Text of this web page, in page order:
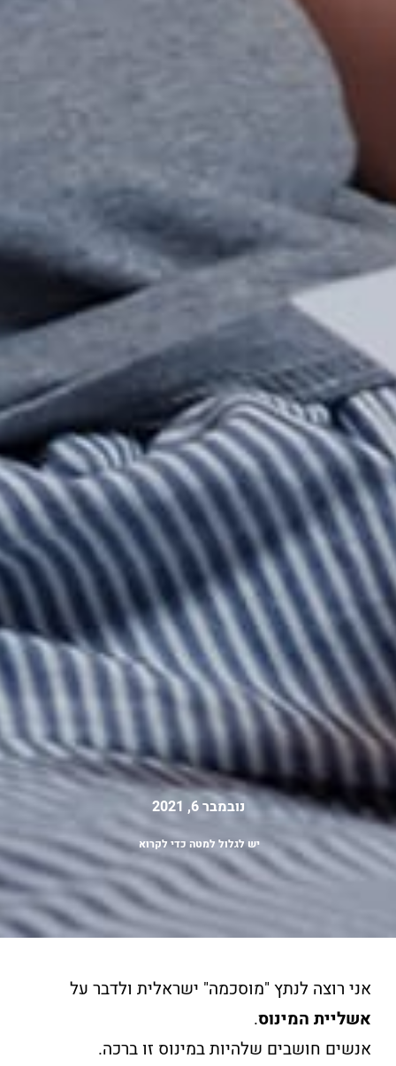
נובמבר 6, 2021
יש לגלול למטה כדי לקרוא
אני רוצה לנתץ "מוסכמה" ישראלית ולדבר על
אשליית המינוס.
אנשים חושבים שלהיות במינוס זו ברכה.